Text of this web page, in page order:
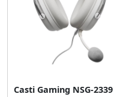
Casti Gaming NSG-2339